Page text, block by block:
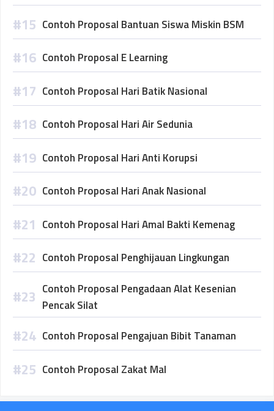
Contoh Proposal Bantuan Siswa Miskin BSM
Contoh Proposal E Learning
Contoh Proposal Hari Batik Nasional
Contoh Proposal Hari Air Sedunia
Contoh Proposal Hari Anti Korupsi
Contoh Proposal Hari Anak Nasional
Contoh Proposal Hari Amal Bakti Kemenag
Contoh Proposal Penghijauan Lingkungan
Contoh Proposal Pengadaan Alat Kesenian
Pencak Silat
Contoh Proposal Pengajuan Bibit Tanaman
Contoh Proposal Zakat Mal